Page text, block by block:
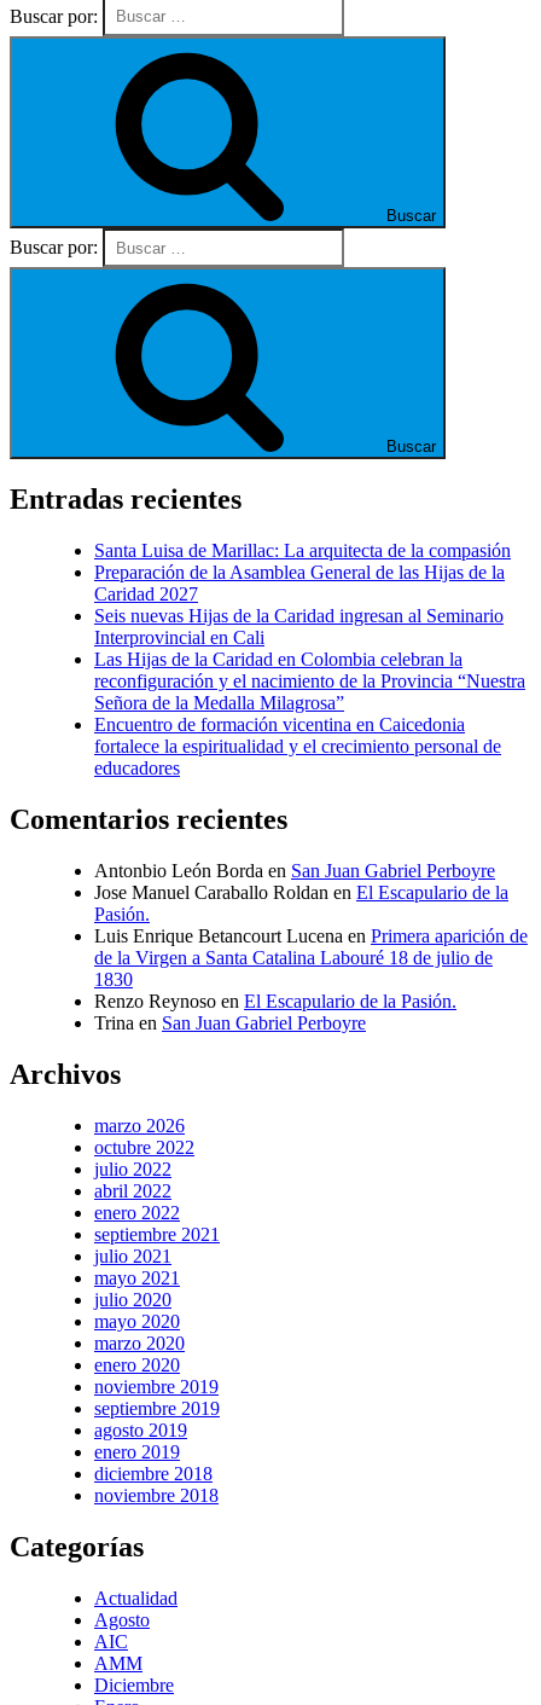
Buscar por:
Buscar
Buscar por:
Buscar
Entradas recientes
Santa Luisa de Marillac: La arquitecta de la compasión
Preparación de la Asamblea General de las Hijas de la
Caridad 2027
Seis nuevas Hijas de la Caridad ingresan al Seminario
Interprovincial en Cali
Las Hijas de la Caridad en Colombia celebran la
reconfiguración y el nacimiento de la Provincia “Nuestra
Señora de la Medalla Milagrosa”
Encuentro de formación vicentina en Caicedonia
fortalece la espiritualidad y el crecimiento personal de
educadores
Comentarios recientes
Antonbio León Borda en San Juan Gabriel Perboyre
Jose Manuel Caraballo Roldan en El Escapulario de la
Pasión.
Luis Enrique Betancourt Lucena en Primera aparición de
de la Virgen a Santa Catalina Labouré 18 de julio de
1830
Renzo Reynoso en El Escapulario de la Pasión.
Trina en San Juan Gabriel Perboyre
Archivos
marzo 2026
octubre 2022
julio 2022
abril 2022
enero 2022
septiembre 2021
julio 2021
mayo 2021
julio 2020
mayo 2020
marzo 2020
enero 2020
noviembre 2019
septiembre 2019
agosto 2019
enero 2019
diciembre 2018
noviembre 2018
Categorías
Actualidad
Agosto
AIC
AMM
Diciembre